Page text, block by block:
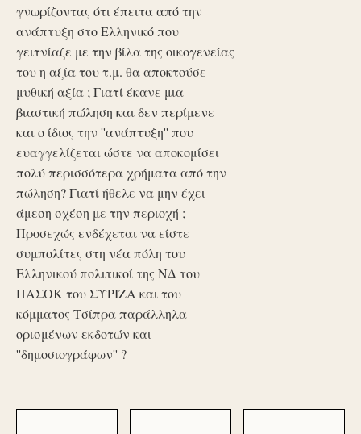
γνωρίζοντας ότι έπειτα από την
ανάπτυξη στο Ελληνικό που
γειτνίαζε με την βίλα της οικογενείας
του η αξία του τ.μ. θα αποκτούσε
μυθική αξία ; Γιατί έκανε μια
βιαστική πώληση και δεν περίμενε
και ο ίδιος την ''ανάπτυξη'' που
ευαγγελίζεται ώστε να αποκομίσει
πολύ περισσότερα χρήματα από την
πώληση? Γιατί ήθελε να μην έχει
άμεση σχέση με την περιοχή ;
Προσεχώς ενδέχεται να είστε
συμπολίτες στη νέα πόλη του
Ελληνικού πολιτικοί της ΝΔ του
ΠΑΣΟΚ του ΣΥΡΙΖΑ και του
κόμματος Τσίπρα παράλληλα
ορισμένων εκδοτών και
''δημοσιογράφων'' ?